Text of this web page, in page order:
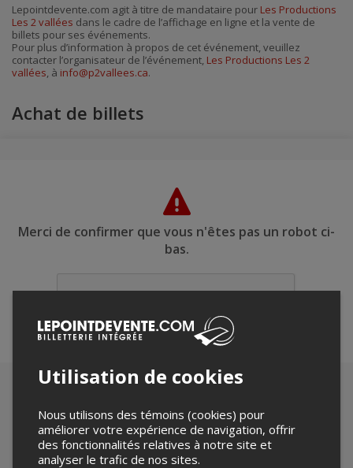
courriel
Lepointdevente.com agit à titre de mandataire pour Les Productions
Les 2 vallées dans le cadre de l’affichage en ligne et la vente de
billets pour ses événements.
Pour plus d’information à propos de cet événement, veuillez
contacter l’organisateur de l’événement, Les Productions Les 2
vallées, à info@p2vallees.ca.
Achat de billets
Merci de confirmer que vous n'êtes pas un robot ci-
bas.
Utilisation de cookies
Nous utilisons des témoins (cookies) pour
améliorer votre expérience de navigation, offrir
des fonctionnalités relatives à notre site et
analyser le trafic de nos sites.